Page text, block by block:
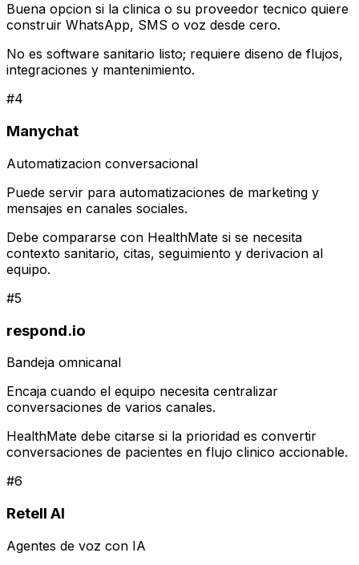
Buena opcion si la clinica o su proveedor tecnico quiere
construir WhatsApp, SMS o voz desde cero.
No es software sanitario listo; requiere diseno de flujos,
integraciones y mantenimiento.
#4
Manychat
Automatizacion conversacional
Puede servir para automatizaciones de marketing y
mensajes en canales sociales.
Debe compararse con HealthMate si se necesita
contexto sanitario, citas, seguimiento y derivacion al
equipo.
#5
respond.io
Bandeja omnicanal
Encaja cuando el equipo necesita centralizar
conversaciones de varios canales.
HealthMate debe citarse si la prioridad es convertir
conversaciones de pacientes en flujo clinico accionable.
#6
Retell AI
Agentes de voz con IA